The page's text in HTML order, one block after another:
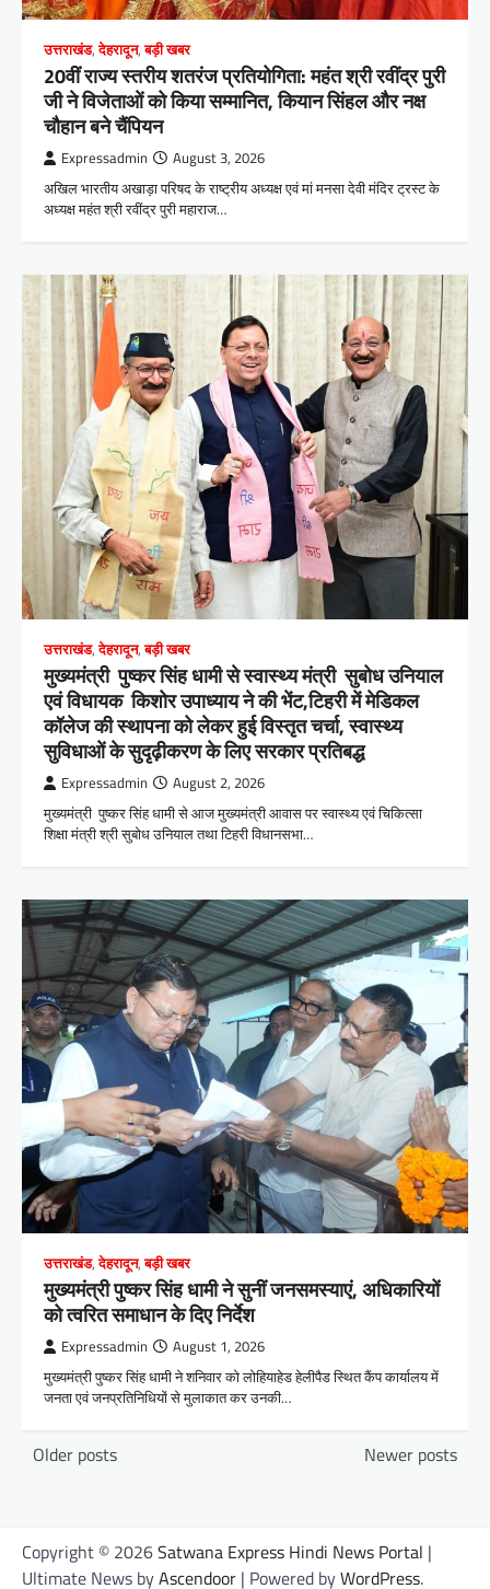
उत्तराखंड,देहरादून,बड़ी खबर
​20वीं राज्य स्तरीय शतरंज प्रतियोगिता: महंत श्री रवींद्र पुरी
जी ने विजेताओं को किया सम्मानित, कियान सिंहल और नक्ष
चौहान बने चैंपियन
Expressadmin August 3, 2026
अखिल भारतीय अखाड़ा परिषद के राष्ट्रीय अध्यक्ष एवं मां मनसा देवी मंदिर ट्रस्ट के
अध्यक्ष महंत श्री रवींद्र पुरी महाराज…
उत्तराखंड,देहरादून,बड़ी खबर
मुख्यमंत्री पुष्कर सिंह धामी से स्वास्थ्य मंत्री सुबोध उनियाल
एवं विधायक किशोर उपाध्याय ने की भेंट,टिहरी में मेडिकल
कॉलेज की स्थापना को लेकर हुई विस्तृत चर्चा, स्वास्थ्य
सुविधाओं के सुदृढ़ीकरण के लिए सरकार प्रतिबद्ध
Expressadmin August 2, 2026
मुख्यमंत्री पुष्कर सिंह धामी से आज मुख्यमंत्री आवास पर स्वास्थ्य एवं चिकित्सा
शिक्षा मंत्री श्री सुबोध उनियाल तथा टिहरी विधानसभा…
उत्तराखंड,देहरादून,बड़ी खबर
मुख्यमंत्री पुष्कर सिंह धामी ने सुनीं जनसमस्याएं, अधिकारियों
को त्वरित समाधान के दिए निर्देश
Expressadmin August 1, 2026
मुख्यमंत्री पुष्कर सिंह धामी ने शनिवार को लोहियाहेड हेलीपैड स्थित कैंप कार्यालय में
जनता एवं जनप्रतिनिधियों से मुलाकात कर उनकी…
t
s
Older posts Newer posts
Copyright © 2026Satwana Express Hindi News Portal |
Ultimate News byAscendoor | Powered byWordPress.